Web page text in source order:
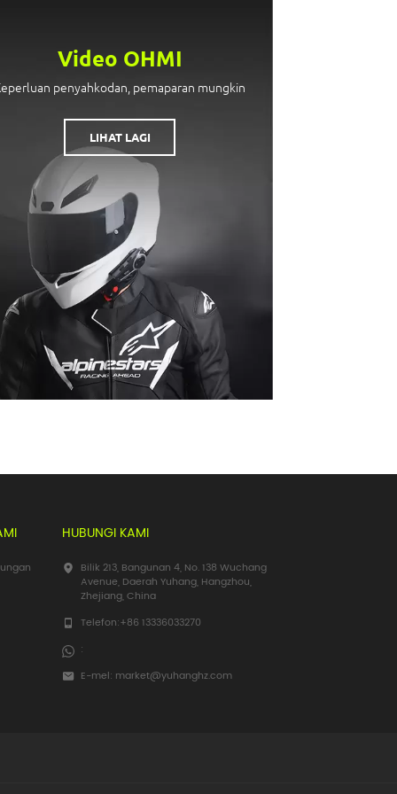
Video OHMI
penyahkodan, pemaparan mungkin
LIHAT LAGI
HUBUNGI KAMI
Bilik 213, Bangunan 4, No. 138 Wuchang
Avenue, Daerah Yuhang, Hangzhou,
Zhejiang, China
Telefon:+86 13336033270
:
E-mel: market@yuhanghz.com